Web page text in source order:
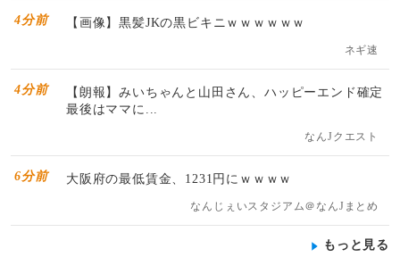
4分前 【画像】黒髪JKの黒ビキニｗｗｗｗｗｗ
ネギ速
4分前
【朗報】みいちゃんと山田さん、ハッピーエンド確定
最後はママに...
なんJクエスト
6分前 大阪府の最低賃金、1231円にｗｗｗｗ
なんじぇいスタジアム＠なんJまとめ
もっと見る